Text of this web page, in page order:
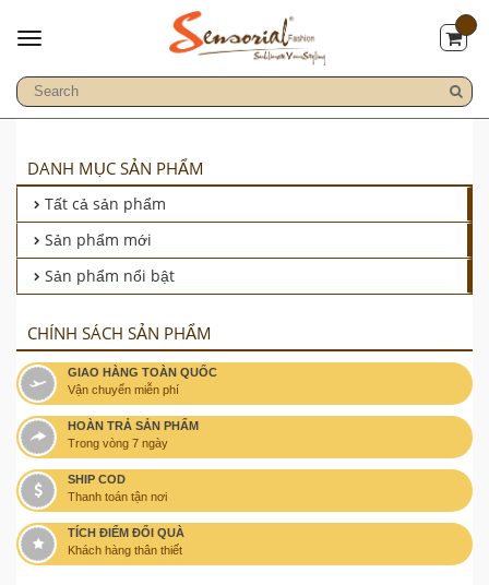
DANH MỤC SẢN PHẨM
Tất cả sản phẩm
Sản phẩm mới
Sản phẩm nổi bật
CHÍNH SÁCH SẢN PHẨM
GIAO HÀNG TOÀN QUỐC
Vận chuyển miễn phí
HOÀN TRẢ SẢN PHẨM
Trong vòng 7 ngày
SHIP COD
Thanh toán tận nơi
TÍCH ĐIỂM ĐỔI QUÀ
Khách hàng thân thiết